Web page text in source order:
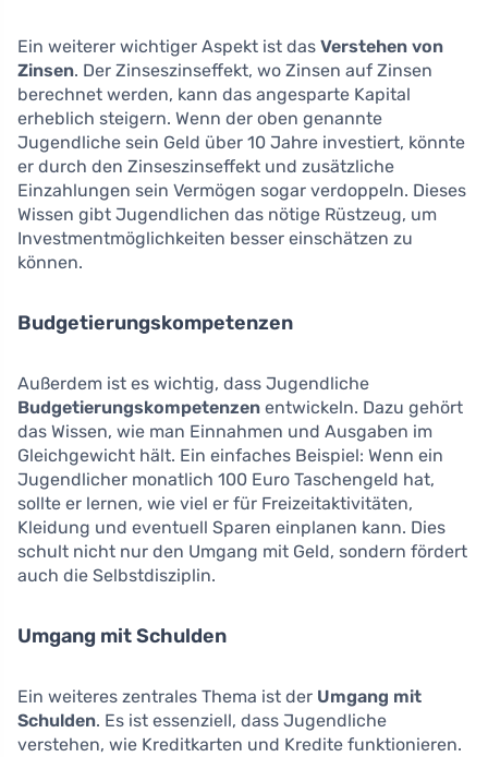
Ein weiterer wichtiger Aspekt ist das Verstehen von
Zinsen. Der Zinseszinseffekt, wo Zinsen auf Zinsen
berechnet werden, kann das angesparte Kapital
erheblich steigern. Wenn der oben genannte
Jugendliche sein Geld über 10 Jahre investiert, könnte
er durch den Zinseszinseffekt und zusätzliche
Einzahlungen sein Vermögen sogar verdoppeln. Dieses
Wissen gibt Jugendlichen das nötige Rüstzeug, um
Investmentmöglichkeiten besser einschätzen zu
können.
Budgetierungskompetenzen
Außerdem ist es wichtig, dass Jugendliche
Budgetierungskompetenzen entwickeln. Dazu gehört
das Wissen, wie man Einnahmen und Ausgaben im
Gleichgewicht hält. Ein einfaches Beispiel: Wenn ein
Jugendlicher monatlich 100 Euro Taschengeld hat,
sollte er lernen, wie viel er für Freizeitaktivitäten,
Kleidung und eventuell Sparen einplanen kann. Dies
schult nicht nur den Umgang mit Geld, sondern fördert
auch die Selbstdisziplin.
Umgang mit Schulden
Ein weiteres zentrales Thema ist der Umgang mit
Schulden. Es ist essenziell, dass Jugendliche
verstehen, wie Kreditkarten und Kredite funktionieren.